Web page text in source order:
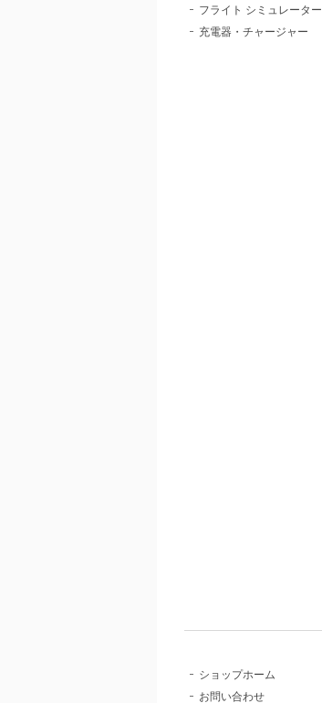
フライト シミュレーター
充電器・チャージャー
ショップホーム
お問い合わせ